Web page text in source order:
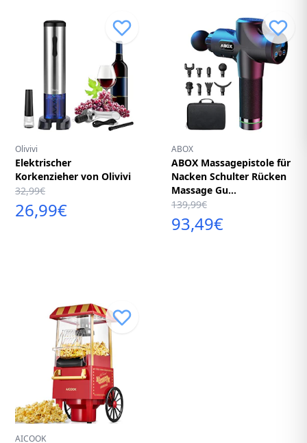
Olivivi
Elektrischer
Korkenzieher von Olivivi
32,99€
26,99€
ABOX
ABOX Massagepistole für
Nacken Schulter Rücken
Massage Gu...
139,99€
93,49€
AICOOK